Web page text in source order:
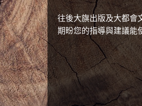
往後大旗出版及大都會
期盼您的指導與建議能